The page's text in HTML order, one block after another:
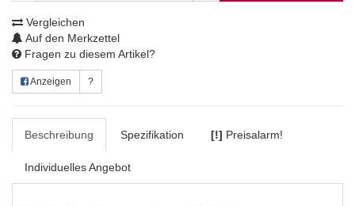
Vergleichen
Auf den Merkzettel
Fragen zu diesem Artikel?
Anzeigen ?
Beschreibung Spezifikation [!] Preisalarm!
Individuelles Angebot